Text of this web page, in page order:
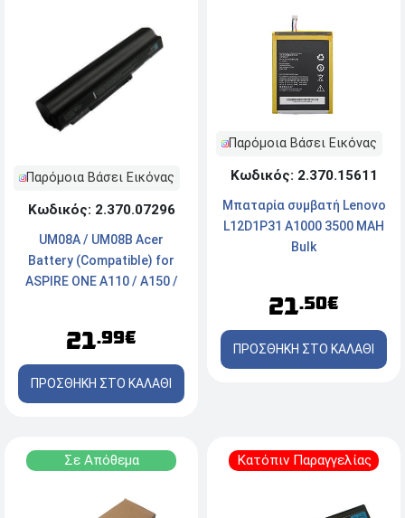
Παρόμοια Βάσει Εικόνας
Κωδικός: 2.370.07296
UM08A / UM08B Acer
Battery (Compatible) for
ASPIRE ONE A110 / A150 /
21.99€
ΠΡΟΣΘΗΚΗ ΣΤΟ ΚΑΛΑΘΙ
Παρόμοια Βάσει Εικόνας
Κωδικός: 2.370.15611
Μπαταρία συμβατή Lenovo
L12D1P31 A1000 3500 ΜΑΗ
Bulk
21.50€
ΠΡΟΣΘΗΚΗ ΣΤΟ ΚΑΛΑΘΙ
Σε Απόθεμα Κατόπιν Παραγγελίας